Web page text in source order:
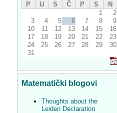
P
U S Č P S
N
1
2
3
4 5 6 7 8
9
10
11 12 13 14 15
16
17
18 19 20 21 22
23
24
25 26 27 28 29
30
31
Matematički blogovi
Thoughts about the
Leiden Declaration